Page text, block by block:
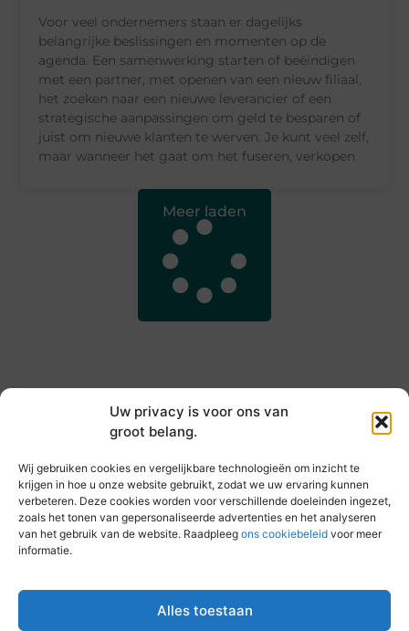
Uw privacy is voor ons van
groot belang.
Wij gebruiken cookies en vergelijkbare technologieën om inzicht te
krijgen in hoe u onze website gebruikt, zodat we uw ervaring kunnen
verbeteren. Deze cookies worden voor verschillende doeleinden ingezet,
zoals het tonen van gepersonaliseerde advertenties en het analyseren
van het gebruik van de website. Raadpleeg ons cookiebeleid voor meer
informatie.
Alles toestaan
Voor veel ondernemers staan er dagelijks
belangrijke beslissingen en momenten op de
agenda. Een samenwerking starten of beëindigen
met een partner, met openen van een nieuw filiaal,
het zoeken naar een nieuwe leverancier of een
strategische aanpassingen om geld te besparen of
juist om nieuwe klanten te werven. Je kunt veel zelf,
maar wanneer het gaat om het fuseren, verkopen
Meer laden
Elke dag iets nieuws op vandebeckenkamp.nl